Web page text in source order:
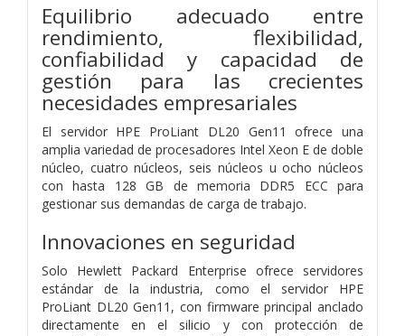
Equilibrio adecuado entre
rendimiento, flexibilidad,
confiabilidad y capacidad de
gestión para las crecientes
necesidades empresariales
El servidor HPE ProLiant DL20 Gen11 ofrece una
amplia variedad de procesadores Intel Xeon E de doble
núcleo, cuatro núcleos, seis núcleos u ocho núcleos
con hasta 128 GB de memoria DDR5 ECC para
gestionar sus demandas de carga de trabajo.
Innovaciones en seguridad
Solo Hewlett Packard Enterprise ofrece servidores
estándar de la industria, como el servidor HPE
ProLiant DL20 Gen11, con firmware principal anclado
directamente en el silicio y con protección de